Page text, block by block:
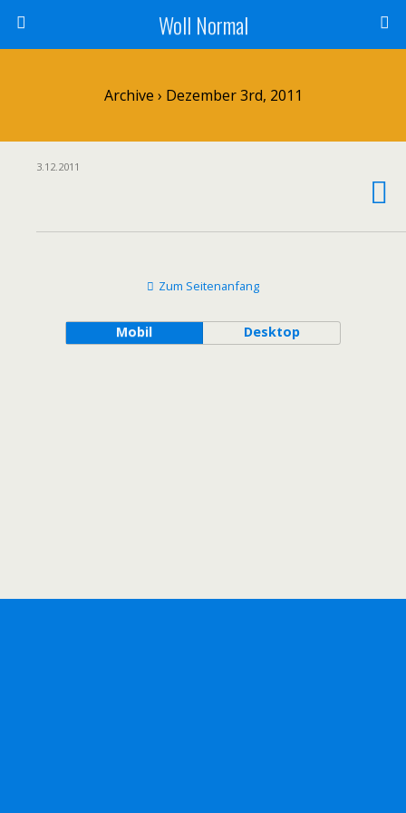
Woll Normal
Archive › Dezember 3rd, 2011
3.12.2011
Zum Seitenanfang
Mobil Desktop